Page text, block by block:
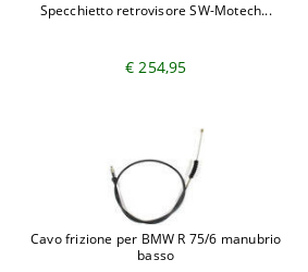
Specchietto retrovisore SW-Motech...
€ 254,95
Cavo frizione per BMW R 75/6 manubrio
basso